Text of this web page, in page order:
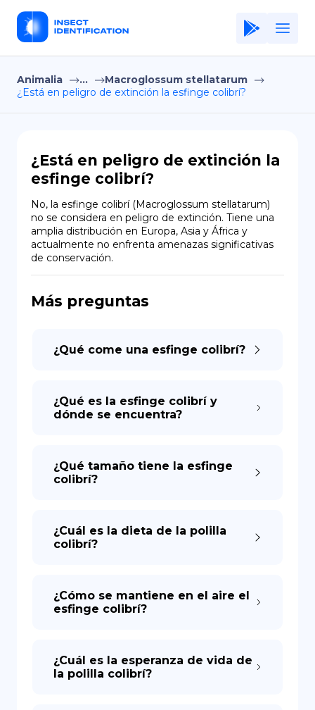
Home
Application
Terms of Use
Privacy Policy
ES
DE
Copiright © Niro ID
Animalia ...
Macroglossum stellatarum
¿Está en peligro de extinción la esfinge colibrí?
¿Está en peligro de extinción la
esfinge colibrí?
No, la esfinge colibrí (Macroglossum stellatarum)
no se considera en peligro de extinción. Tiene una
amplia distribución en Europa, Asia y África y
actualmente no enfrenta amenazas significativas
de conservación.
Más preguntas
¿Qué come una esfinge colibrí?
¿Qué es la esfinge colibrí y
dónde se encuentra?
¿Qué tamaño tiene la esfinge
colibrí?
¿Cuál es la dieta de la polilla
colibrí?
¿Cómo se mantiene en el aire el
esfinge colibrí?
¿Cuál es la esperanza de vida de
la polilla colibrí?